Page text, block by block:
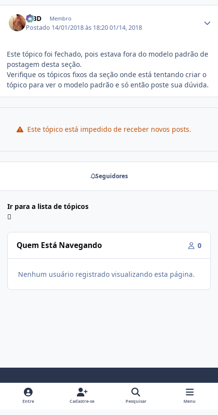
MBD Membro
Postado 14/01/2018 às 18:2001/14, 2018
Este tópico foi fechado, pois estava fora do modelo padrão de
postagem desta seção.
Verifique os tópicos fixos da seção onde está tentando criar o
tópico para ver o modelo padrão e só então poste sua dúvida.
Este tópico está impedido de receber novos posts.
Seguidores
Ir para a lista de tópicos
Quem Está Navegando 0
Nenhum usuário registrado visualizando esta página.
Modo ClaroModo EscuroPreferência do Sistema
i
Entre Cadastre-se Pesquisar Menu